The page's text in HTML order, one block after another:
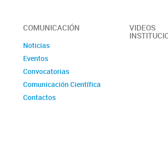
estado, espacio y desarrollo
género, trabajo e innovación
Grupo de estudios sobre
institucionalización,
internacionalización y
COMUNICACIÓN
Noticias
Eventos
Convocatorias
Comunicación Científica
Contactos
VIDEOS